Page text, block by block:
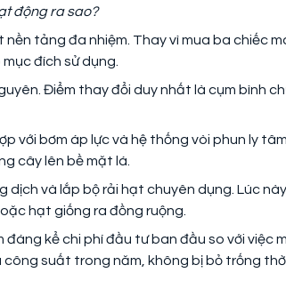
động ra sao?
tảng đa nhiệm. Thay vì mua ba chiếc
đích sử dụng.
Điểm thay đổi duy nhất là cụm bình
với bơm áp lực và hệ thống vòi phun ly
cây lên bề mặt lá.
dịch và lắp bộ rải hạt chuyên dụng. Lúc
hạt giống ra đồng ruộng.
kể chi phí đầu tư ban đầu so với việc
suất trong năm, không bị bỏ trống